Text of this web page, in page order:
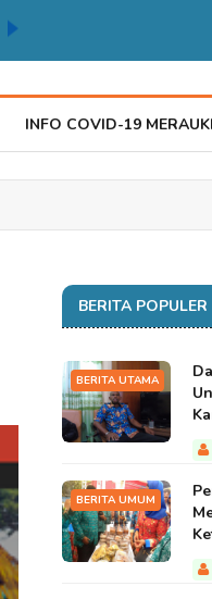
INFO COVID-19
BERITA POPULER
BERITA UTAMA
BERITA UMUM